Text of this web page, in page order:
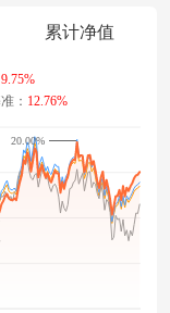
累计净值
9.75%
： 12.76%
20.00%